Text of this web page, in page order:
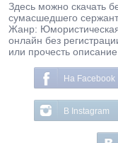
Здесь можно скачать
сумасшедшего
Жанр:
онлайн без
или прочесть
На Facebook
В Instagram